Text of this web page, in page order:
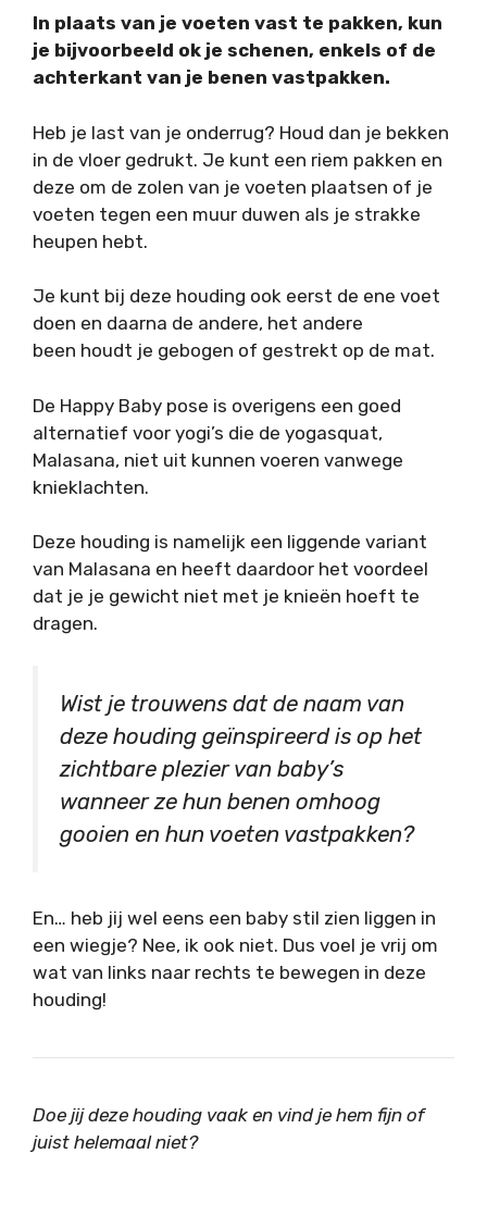
In plaats van je voeten vast te pakken, kun
je bijvoorbeeld ok je schenen, enkels of de
achterkant van je benen vastpakken.
Heb je last van je onderrug? Houd dan je bekken
in de vloer gedrukt. Je kunt een riem pakken en
deze om de zolen van je voeten plaatsen of je
voeten tegen een muur duwen als je strakke
heupen hebt.
Je kunt bij deze houding ook eerst de ene voet
doen en daarna de andere, het andere
been houdt je gebogen of gestrekt op de mat.
De Happy Baby pose is overigens een goed
alternatief voor yogi’s die de yogasquat,
Malasana, niet uit kunnen voeren vanwege
knieklachten.
Deze houding is namelijk een liggende variant
van Malasana en heeft daardoor het voordeel
dat je je gewicht niet met je knieën hoeft te
dragen.
Wist je trouwens dat de naam van
deze houding geïnspireerd is op het
zichtbare plezier van baby’s
wanneer ze hun benen omhoog
gooien en hun voeten vastpakken?
En… heb jij wel eens een baby stil zien liggen in
een wiegje? Nee, ik ook niet. Dus voel je vrij om
wat van links naar rechts te bewegen in deze
houding!
Doe jij deze houding vaak en vind je hem fijn of
juist helemaal niet?